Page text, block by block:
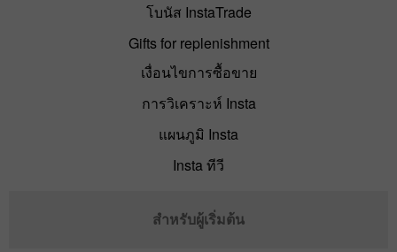
โบนัส InstaTrade
Gifts for replenishment
เงื่อนไขการซื้อขาย
การวิเคราะห์ Insta
แผนภูมิ Insta
Insta ทีวี
สำหรับผู้เริ่มต้น